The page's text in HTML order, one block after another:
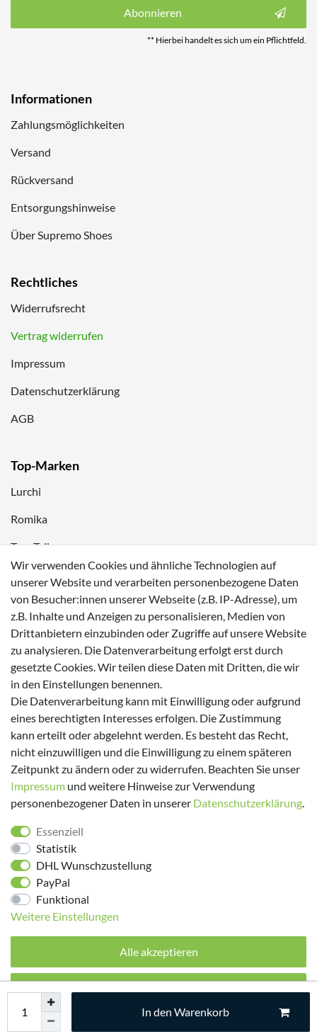
In den Warenkorb
Abonnieren
** Hierbei handelt es sich um ein Pflichtfeld.
Informationen
Zahlungsmöglichkeiten
Versand
Rückversand
Entsorgungshinweise
Über Supremo Shoes
Rechtliches
Widerrufsrecht
Vertrag widerrufen
Impressum
Datenschutzerklärung
AGB
Top-Marken
Lurchi
Romika
Tom Tailor
Zahlungsmöglichkeiten
Versanddienstleister
Folge uns!
© 2026 made by Supremo | Alle Rechte vorbehalten.
Wir verwenden Cookies und ähnliche Technologien auf
unserer Website und verarbeiten personenbezogene Daten
von Besucher:innen unserer Webseite (z.B. IP-Adresse), um
z.B. Inhalte und Anzeigen zu personalisieren, Medien von
Drittanbietern einzubinden oder Zugriffe auf unsere Website
zu analysieren. Die Datenverarbeitung erfolgt erst durch
gesetzte Cookies. Wir teilen diese Daten mit Dritten, die wir
in den Einstellungen benennen.
Die Datenverarbeitung kann mit Einwilligung oder aufgrund
eines berechtigten Interesses erfolgen. Die Zustimmung
kann erteilt oder abgelehnt werden. Es besteht das Recht,
nicht einzuwilligen und die Einwilligung zu einem späteren
Zeitpunkt zu ändern oder zu widerrufen. Beachten Sie unser
Impressum und weitere Hinweise zur Verwendung
personenbezogener Daten in unserer Daten­schutz­erklärung.
Essenziell
Statistik
DHL Wunschzustellung
PayPal
Funktional
Weitere Einstellungen
Alle akzeptieren